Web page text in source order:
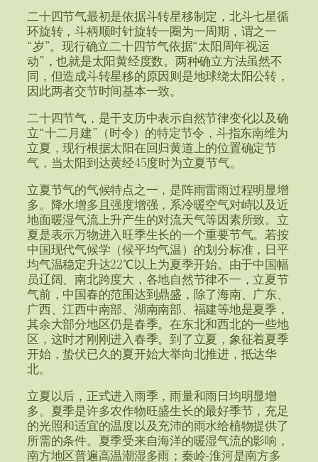
二十四节气最初是依据斗转星移制定，北斗七星循
环旋转，斗柄顺时针旋转一圈为一周期，谓之一
“岁”。现行确立二十四节气依据“太阳周年视运
动”，也就是太阳黄经度数。两种确立方法虽然不
同，但造成斗转星移的原因则是地球绕太阳公转，
因此两者交节时间基本一致。
二十四节气，是干支历中表示自然节律变化以及确
立“十二月建”（时令）的特定节令，斗指东南维为
立夏，现行根据太阳在回归黄道上的位置确定节
气，当太阳到达黄经45度时为立夏节气。
立夏节气的气候特点之一，是阵雨雷雨过程明显增
多。降水增多且强度增强，系冷暖空气对峙以及近
地面暖湿气流上升产生的对流天气等因素所致。立
夏是表示万物进入旺季生长的一个重要节气。若按
中国现代气候学（候平均气温）的划分标准，日平
均气温稳定升达22℃以上为夏季开始。由于中国幅
员辽阔、南北跨度大，各地自然节律不一，立夏节
气前，中国春的范围达到鼎盛，除了海南、广东、
广西、江西中南部、湖南南部、福建等地是夏季，
其余大部分地区仍是春季。在东北和西北的一些地
区，这时才刚刚进入春季。到了立夏，象征着夏季
开始，蛰伏已久的夏开始大举向北推进，抵达华
北。
立夏以后，正式进入雨季，雨量和雨日均明显增
多。夏季是许多农作物旺盛生长的最好季节，充足
的光照和适宜的温度以及充沛的雨水给植物提供了
所需的条件。夏季受来自海洋的暖湿气流的影响，
南方地区普遍高温潮湿多雨；秦岭-淮河是南方多